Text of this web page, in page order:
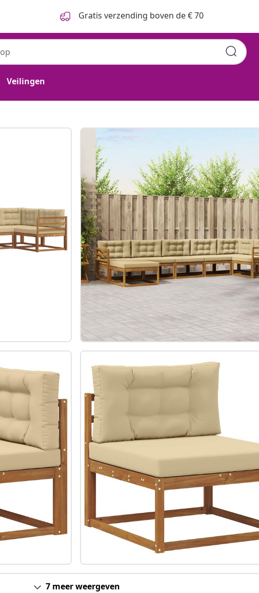
Gratis verzending boven de € 70
Veilingen
7 meer weergeven